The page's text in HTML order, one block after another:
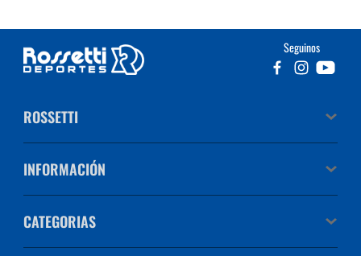
Seguinos
ROSSETTI
INFORMACIÓN
CATEGORIAS